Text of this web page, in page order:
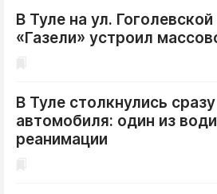
В Туле на ул.
«Газели» устроил
В Туле столкнулись
автомобиля: один из
реанимации